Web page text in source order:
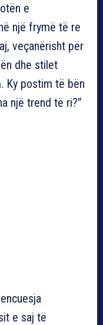
e
një frymë të re
veçanërisht për
dhe stilet
Ky postim të bën
një trend të ri?”
e saj të